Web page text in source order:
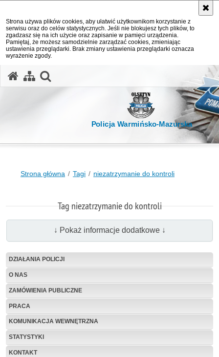
Strona używa plików cookies, aby ułatwić użytkownikom korzystanie z
serwisu oraz do celów statystycznych. Jeśli nie blokujesz tych plików, to
zgadzasz się na ich użycie oraz zapisanie w pamięci urządzenia.
Pamiętaj, że możesz samodzielnie zarządzać cookies, zmieniając
ustawienia przeglądarki. Brak zmiany ustawienia przeglądarki oznacza
wyrażenie zgody.
Policja Warmińsko-Mazurska
Strona główna Tagi niezatrzymanie do kontroli
Tag niezatrzymanie do kontroli
↓ Pokaż informacje dodatkowe ↓
DZIAŁANIA POLICJI
O NAS
ZAMÓWIENIA PUBLICZNE
PRACA
KOMUNIKACJA WEWNĘTRZNA
STATYSTYKI
KONTAKT